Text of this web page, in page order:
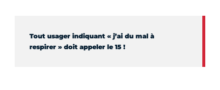
Tout usager indiquant « j’ai du mal à
respirer » doit appeler le 15 !